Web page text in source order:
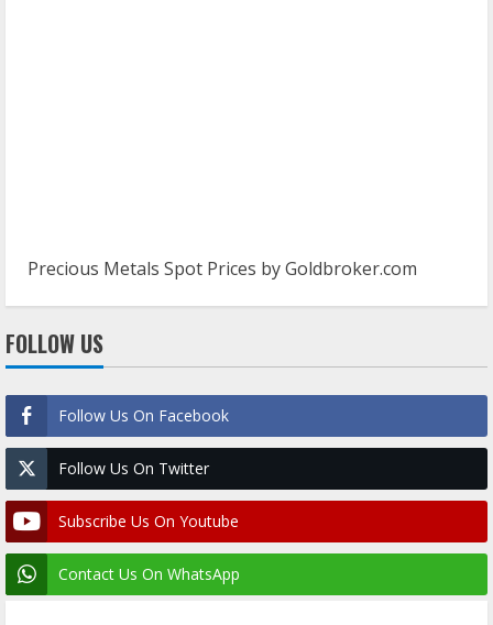
Precious Metals Spot Prices byGoldbroker.com
FOLLOW US
Follow Us On Facebook
Follow Us On Twitter
Subscribe Us On Youtube
Contact Us On WhatsApp